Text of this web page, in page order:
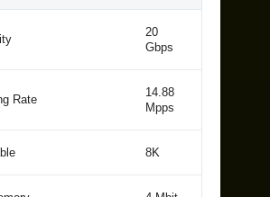
20
Gbps
Rate
14.88
Mpps
8K